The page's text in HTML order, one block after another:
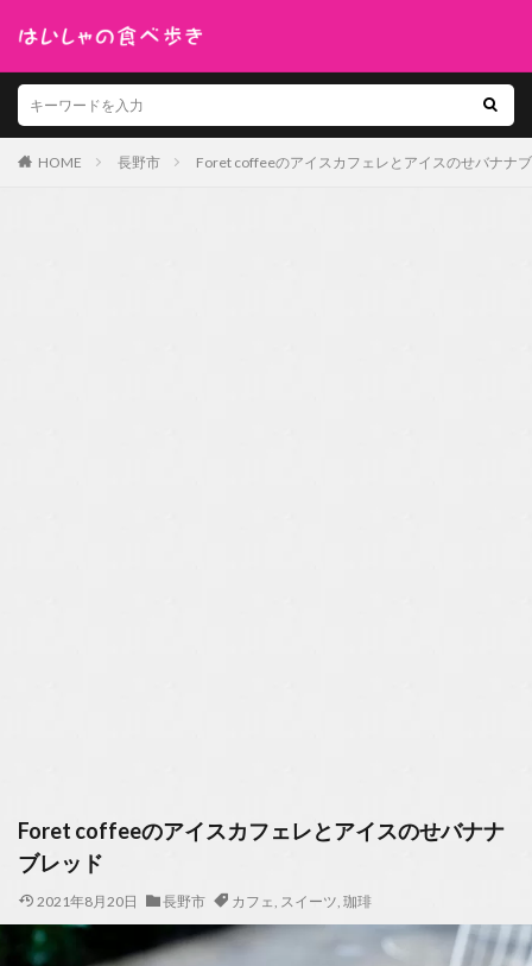
HOME 長野市 Foret coffeeのアイスカフェレとアイスのせバナナ
Foret coffeeのアイスカフェレとアイスのせバナナ
ブレッド
2021年8月20日 長野市 カフェ, スイーツ, 珈琲